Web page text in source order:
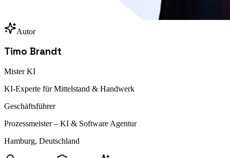
Autor
Timo Brandt
Mister KI
KI-Experte für Mittelstand & Handwerk
Geschäftsführer
Prozessmeister – KI & Software Agentur
Hamburg, Deutschland